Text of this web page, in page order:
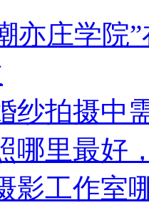
亦庄学院
纱拍摄中
哪里最好
影工作室